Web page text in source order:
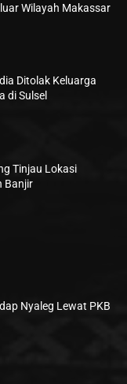
Wilayah Makassar
Ditolak Keluarga
di Sulsel
Tinjau Lokasi
Banjir
Nyaleg Lewat PKB